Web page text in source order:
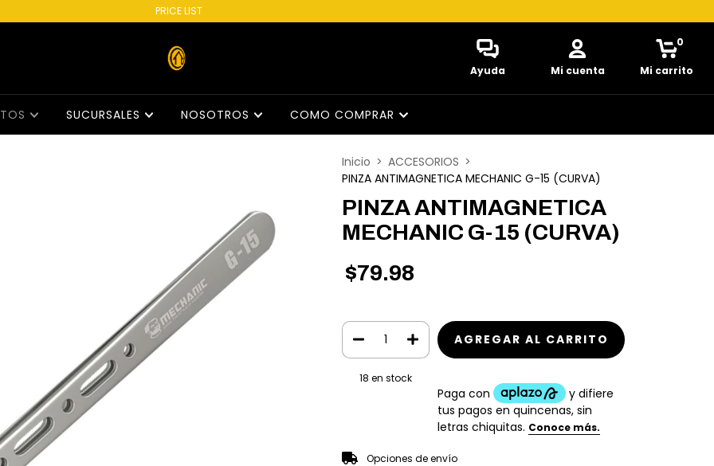
PRICE LIST
Ayuda Mi cuenta Mi carrito
0
SUCURSALES NOSOTROS COMO COMPRAR
Inicio > ACCESORIOS >
PINZA ANTIMAGNETICA MECHANIC G-15 (CURVA)
PINZA ANTIMAGNETICA
MECHANIC G-15 (CURVA)
$79.98
18 en stock
Entregas para el CP:
Opciones de envío